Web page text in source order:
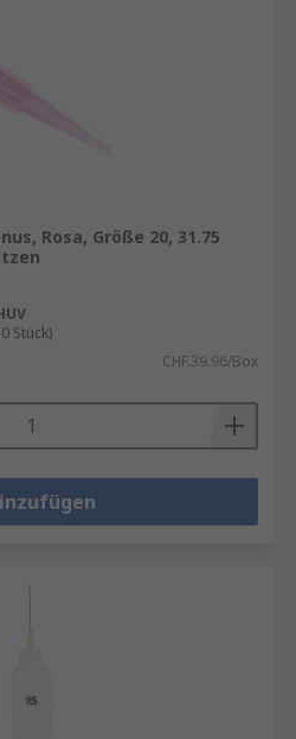
Rosa, Größe 20, 31.75
Stück)
CHF.39.96/Box